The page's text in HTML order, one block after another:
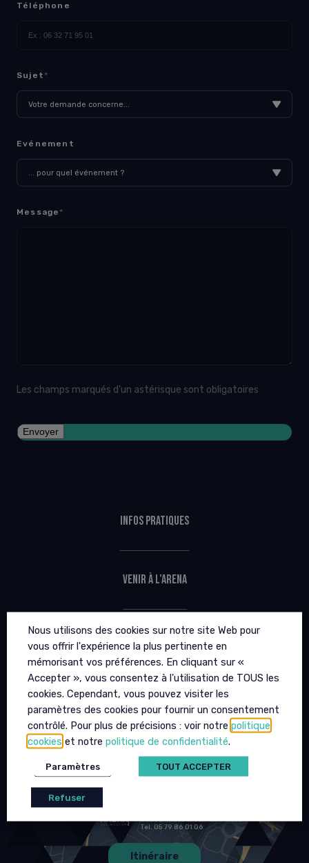
Téléphone
Sujet*
Votre demande concerne...
Evénement
... pour quel événement ?
Message*
Les champs marqués d'un astérisque sont obligatoires
Infos pratiques
Venir à l’Arena
FAQ
PMR / PSH
L’Arena Futuroscope
86360 Chasseneuil-du-Poitou
Tel. 05 79 86 01 06
Itinéraire
Nous utilisons des cookies sur notre site Web pour
vous offrir l'expérience la plus pertinente en
mémorisant vos préférences. En cliquant sur «
Accepter », vous consentez à l'utilisation de TOUS les
cookies. Cependant, vous pouvez visiter les
paramètres des cookies pour fournir un consentement
contrôlé. Pour plus de précisions : voir notre politique
cookies et notre politique de confidentialité.
Paramètres TOUT ACCEPTER
Refuser